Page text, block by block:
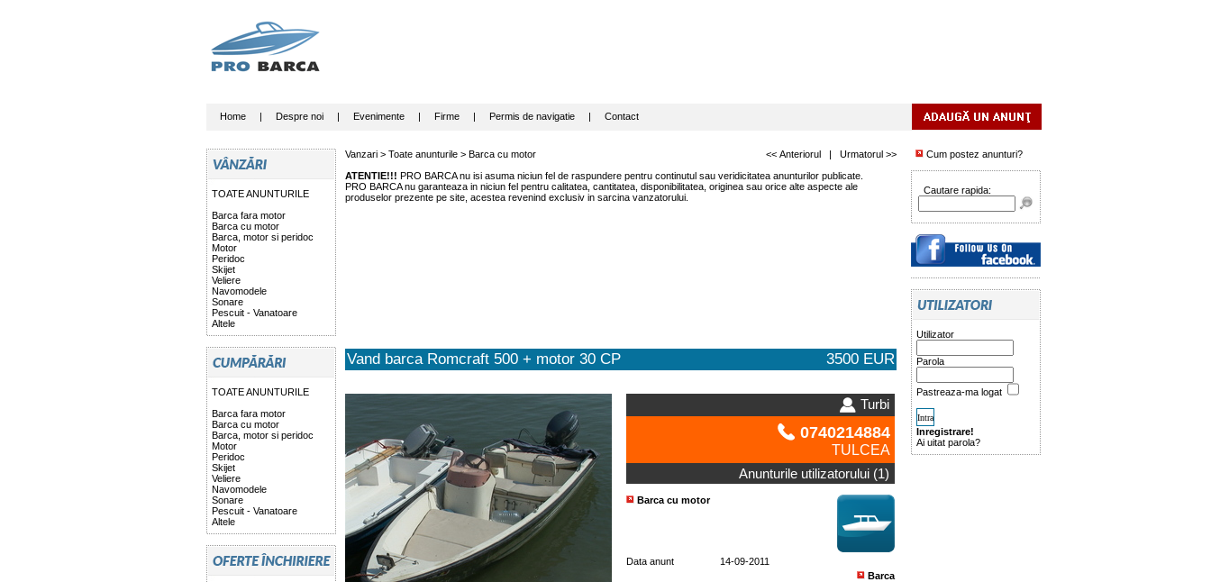
Home| Despre noi| Evenimente| Firme| Permis de navigatie| Contact
TOATE ANUNTURILE
Barca fara motor
Barca cu motor
Barca, motor si peridoc
Motor
Peridoc
Skijet
Veliere
Navomodele
Sonare
Pescuit - Vanatoare
Altele
TOATE ANUNTURILE
Barca fara motor
Barca cu motor
Barca, motor si peridoc
Motor
Peridoc
Skijet
Veliere
Navomodele
Sonare
Pescuit - Vanatoare
Altele
Vanzari > Toate anunturile> Barca cu motor << Anteriorul| Urmatorul >>
ATENTIE!!! PRO BARCA nu isi asuma niciun fel de raspundere pentru continutul sau veridicitatea anunturilor publicate.
PRO BARCA nu garanteaza in niciun fel pentru calitatea, cantitatea, disponibilitatea, originea sau orice alte aspecte ale
produselor prezente pe site, acestea revenind exclusiv in sarcina vanzatorului.
Vand barca Romcraft 500 + motor 30 CP 3500 EUR
Turbi
0740214884
TULCEA
Anunturile utilizatorului (1)
Barca cu motor
Data anunt
14-09-2011
Barca
Cum postez anunturi?
Cautare rapida:
Utilizator
Parola
Pastreaza-ma logat
Inregistrare!
Ai uitat parola?